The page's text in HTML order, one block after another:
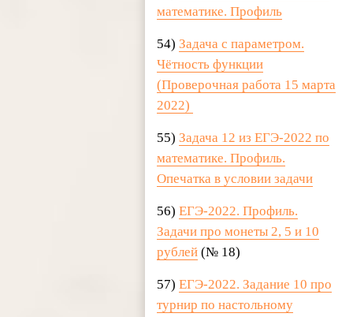
математике. Профиль
54)Задача с параметром.
Чётность функции
(Проверочная работа 15 марта
2022)
55)Задача 12 из ЕГЭ-2022 по
математике. Профиль.
Опечатка в условии задачи
56)ЕГЭ-2022. Профиль.
Задачи про монеты 2, 5 и 10
рублей (№ 18)
57)ЕГЭ-2022. Задание 10 про
турнир по настольному